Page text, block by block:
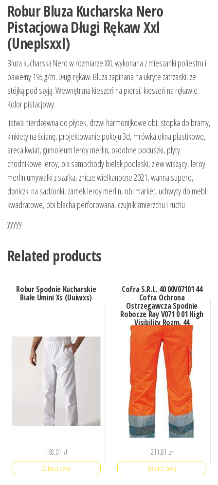
Robur Bluza Kucharska Nero
Pistacjowa Długi Rękaw Xxl
(Uneplsxxl)
Bluza kucharska Nero w rozmiarze XXL wykonana z mieszanki poliestru i
bawełny 195 g/m. Długi rękaw. Bluza zapinana na ukryte zatrzaski, ze
stójką pod szyją. Wewnętrzna kieszeń na piersi, kieszeń na rękawie.
Kolor pistacjowy.
listwa nierdzewna do płytek, drzwi harmonijkowe obi, stopka do bramy,
kinkiety na ścianę, projektowanie pokoju 3d, mrówka okna plastikowe,
areca kwiat, gumoleum leroy merlin, ozdobne poduszki, plyty
chodnikowe leroy, olx samochody bielsk podlaski, zlew wiszący, leroy
merlin umywalki z szafka, znicze wielkanocne 2021, wanna supero,
doniczki na sadzonki, zamek leroy merlin, obi market, uchwyty do mebli
kwadratowe, obi blacha perforowana, czujnik zmierzchu i ruchu
yyyyy
Related products
Robur Spodnie Kucharskie
Białe Umini Xs (Uuiwxs)
168,01 zł
Zobacz cenę
Cofra S.R.L. 40 00V07101 44
Cofra Ochrona
Ostrzegawcza Spodnie
Robocze Ray V071 0 01 High
Visibility Rozm. 44
Aranc.Fluo/Anthracite
211,81 zł
Zobacz cenę